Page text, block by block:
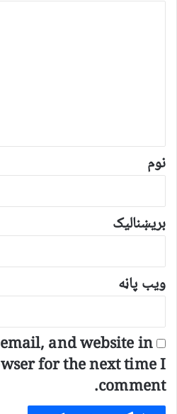
*
نوم
بریښنالیک
ویب پاڼه
and website in
for the next time I
comment.